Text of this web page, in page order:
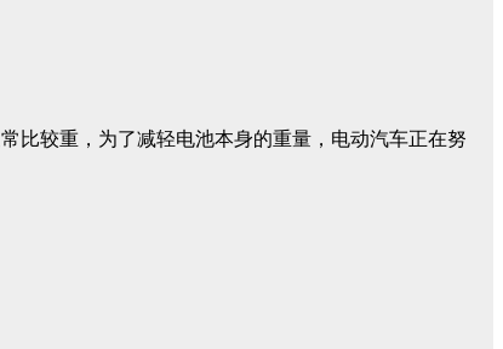
比较重，为了减轻电池本身的重量，电动汽车正在努